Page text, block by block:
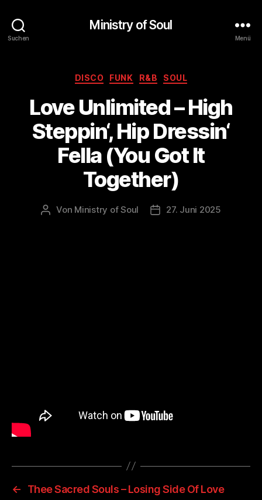
Suchen
Ministry of Soul
Menü
Kategorien
DISCO FUNK R&B SOUL
Love Unlimited – High
Steppin‘, Hip Dressin‘
Fella (You Got It
Together)
Beitragsautor
Von Ministry of Soul Veröffentlichungsdatum
27. Juni 2025
←
Thee Sacred Souls – Losing Side Of Love